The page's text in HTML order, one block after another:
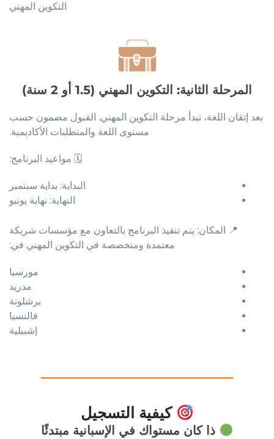
التكوين المهني
المرحلة الثانية: التكوين المهني (1.5 أو 2 سنة)
بعد إتقان اللغة، تبدأ مرحلة التكوين المهني. القبول مضمون حسب
مستوى اللغة والمتطلبات الأكاديمية.
🗓️ مواعيد البرنامج:
البداية: بداية سبتمبر
النهاية: نهاية يونيو
📍 المكان: يتم تنفيذ البرنامج بالتعاون مع مؤسسات شريكة
معتمدة ومتخصصة في التكوين المهني في:
مورسيا
مدريد
برشلونة
فالنسيا
إشبيلية
كيفية التسجيل
ذا كان مستواك في الإسبانية مبتدئًا